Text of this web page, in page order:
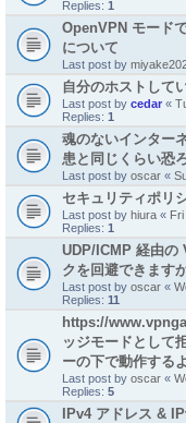
Replies: 1
OpenVPN モード
について
Last post by
自分のホストして
Last post by cedar «
Replies: 1
魂のないインター
患と同じくらい恐
Last post by oscar «
セキュリティポリ
Last post by hiura «
Replies: 1
UDP/ICMP 経由の
クを回避できます
Last post by oscar «
Replies: 11
https://
ッジモードとして
ーの下で動作する
Last post by oscar «
Replies: 5
IPv4 アドレス &